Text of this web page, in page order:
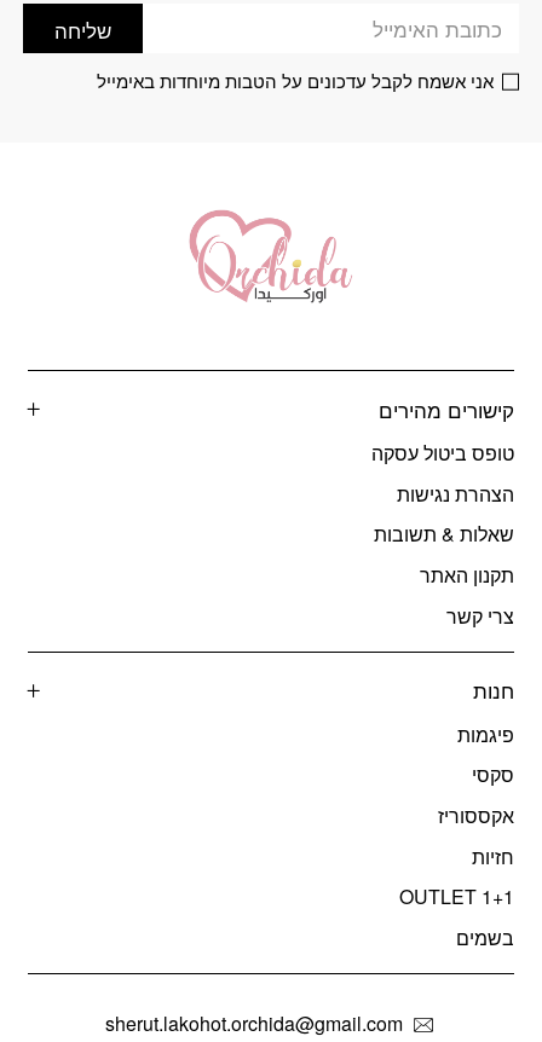
האפשרויות
בעמוד
המוצר
המוצר
שליחה
אני אשמח לקבל עדכונים על הטבות מיוחדות באימייל
קישורים מהירים
טופס ביטול עסקה
הצהרת נגישות
שאלות & תשובות
תקנון האתר
צרי קשר
חנות
פיגמות
סקסי
אקססוריז
חזיות
OUTLET 1+1
בשמים
sherut.lakohot.orchida@gmail.com